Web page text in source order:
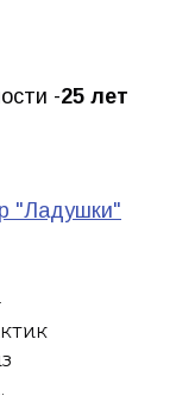
-25 лет
"Ладушки"